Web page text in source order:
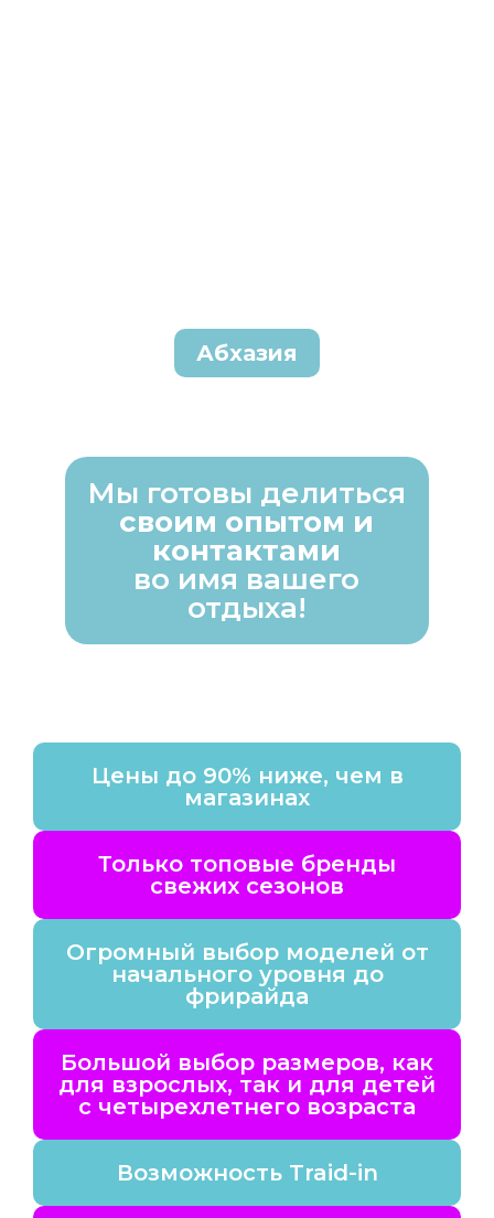
Абхазия
Мы готовы делиться
своим опытом и
контактами
во имя вашего
отдыха!
Цены до 90% ниже, чем в
магазинах
Только топовые бренды
свежих сезонов
Большой выбор размеров, как
для взрослых, так и для детей
с четырехлетнего возраста
Огромный выбор моделей от
начального уровня до
фрирайда
Возможность Traid-in